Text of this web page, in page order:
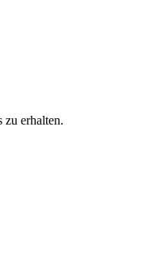
zu erhalten.